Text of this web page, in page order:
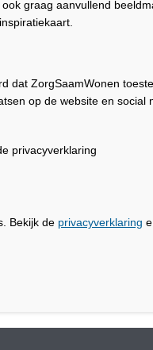
graag aanvullend
dat ZorgSaamWonen
op de website en social
privacyverklaring
Bekijk de privacyverklaring